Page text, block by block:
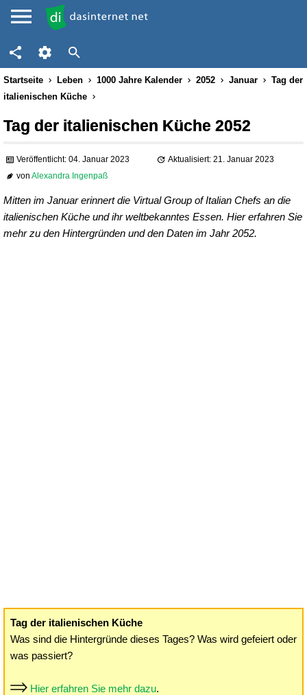
Startseite Leben 1000 Jahre Kalender 2052 Januar
Tag der
italienischen Küche
Tag der italienischen Küche 2052
Veröffentlicht: 04. Januar 2023
Aktualisiert: 21. Januar 2023
vonAlexandra Ingenpaß
Mitten im Januar erinnert die Virtual Group of Italian Chefs an die
italienischen Küche und ihr weltbekanntes Essen. Hier erfahren Sie
mehr zu den Hintergründen und den Daten im Jahr 2052.
Tag der italienischen Küche
Was sind die Hintergründe dieses Tages? Was wird gefeiert oder
was passiert?
Hier erfahren Sie mehr dazu.